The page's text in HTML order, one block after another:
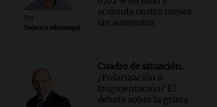
Por
Federico Albarenque
acumula cuatro meses
sin aumentos
Cuadro de situación.
¿Polarización o
fragmentación? El
debate sobre la grieta